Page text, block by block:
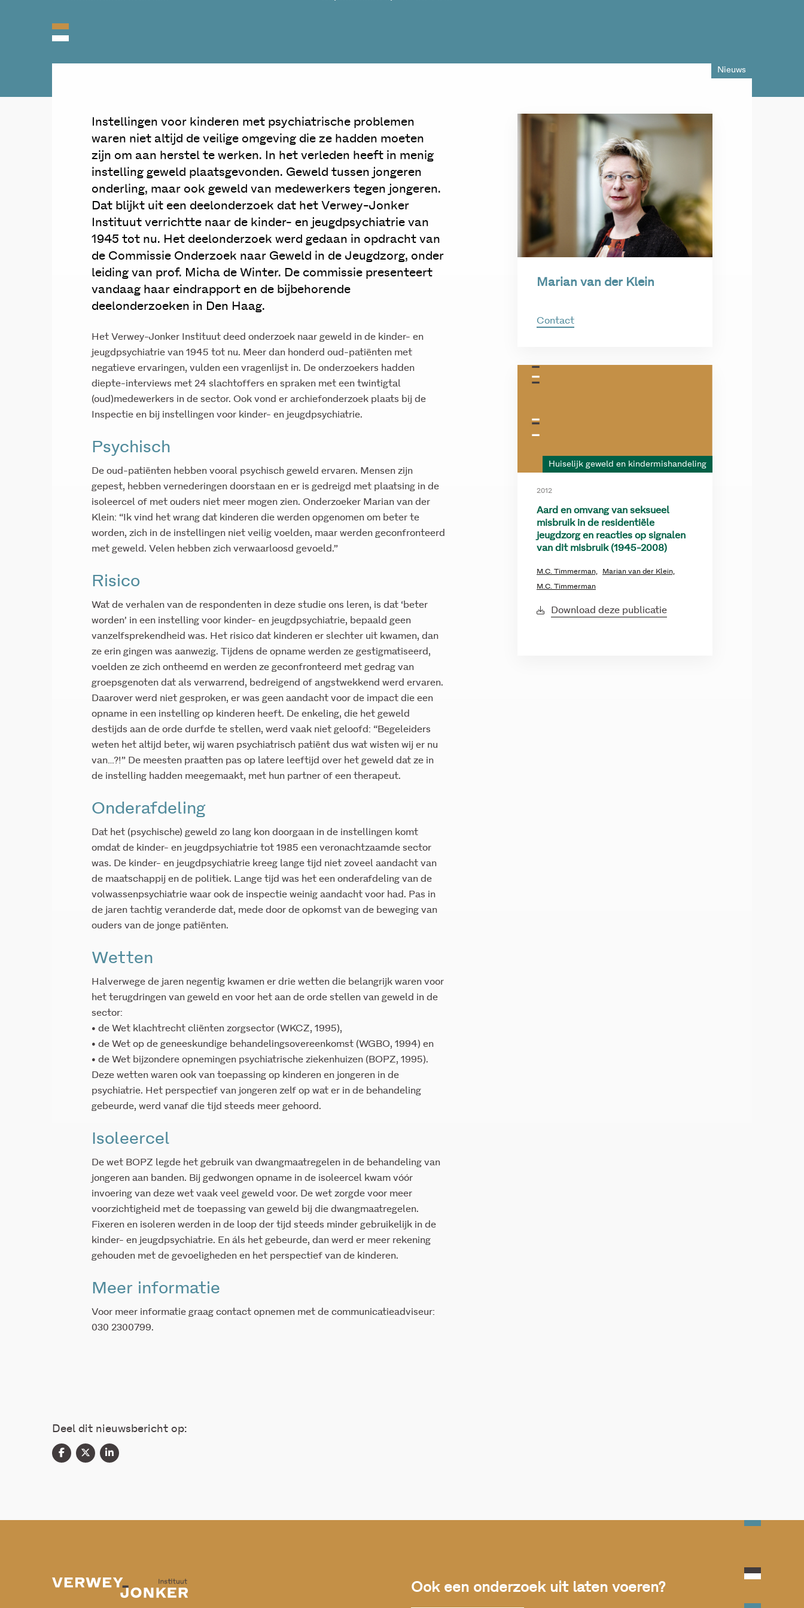
Nieuws
Instellingen voor kinderen met psychiatrische problemen
waren niet altijd de veilige omgeving die ze hadden moeten
zijn om aan herstel te werken. In het verleden heeft in menig
instelling geweld plaatsgevonden. Geweld tussen jongeren
onderling, maar ook geweld van medewerkers tegen jongeren.
Dat blijkt uit een deelonderzoek dat het Verwey-Jonker
Instituut verrichtte naar de kinder- en jeugdpsychiatrie van
1945 tot nu. Het deelonderzoek werd gedaan in opdracht van
de Commissie Onderzoek naar Geweld in de Jeugdzorg, onder
leiding van prof. Micha de Winter. De commissie presenteert
vandaag haar eindrapport en de bijbehorende
deelonderzoeken in Den Haag.
Het Verwey-Jonker Instituut deed onderzoek naar geweld in de kinder- en
jeugdpsychiatrie van 1945 tot nu. Meer dan honderd oud-patiënten met
negatieve ervaringen, vulden een vragenlijst in. De onderzoekers hadden
diepte-interviews met 24 slachtoffers en spraken met een twintigtal
(oud)medewerkers in de sector. Ook vond er archiefonderzoek plaats bij de
Inspectie en bij instellingen voor kinder- en jeugdpsychiatrie.
Psychisch
De oud-patiënten hebben vooral psychisch geweld ervaren. Mensen zijn
gepest, hebben vernederingen doorstaan en er is gedreigd met plaatsing in de
isoleercel of met ouders niet meer mogen zien. Onderzoeker Marian van der
Klein: “Ik vind het wrang dat kinderen die werden opgenomen om beter te
worden, zich in de instellingen niet veilig voelden, maar werden geconfronteerd
met geweld. Velen hebben zich verwaarloosd gevoeld.”
Risico
Wat de verhalen van de respondenten in deze studie ons leren, is dat ‘beter
worden’ in een instelling voor kinder- en jeugdpsychiatrie, bepaald geen
vanzelfsprekendheid was. Het risico dat kinderen er slechter uit kwamen, dan
ze erin gingen was aanwezig. Tijdens de opname werden ze gestigmatiseerd,
voelden ze zich ontheemd en werden ze geconfronteerd met gedrag van
groepsgenoten dat als verwarrend, bedreigend of angstwekkend werd ervaren.
Daarover werd niet gesproken, er was geen aandacht voor de impact die een
opname in een instelling op kinderen heeft. De enkeling, die het geweld
destijds aan de orde durfde te stellen, werd vaak niet geloofd: “Begeleiders
weten het altijd beter, wij waren psychiatrisch patiënt dus wat wisten wij er nu
van…?!” De meesten praatten pas op latere leeftijd over het geweld dat ze in
de instelling hadden meegemaakt, met hun partner of een therapeut.
Onderafdeling
Dat het (psychische) geweld zo lang kon doorgaan in de instellingen komt
omdat de kinder- en jeugdpsychiatrie tot 1985 een veronachtzaamde sector
was. De kinder- en jeugdpsychiatrie kreeg lange tijd niet zoveel aandacht van
de maatschappij en de politiek. Lange tijd was het een onderafdeling van de
volwassenpsychiatrie waar ook de inspectie weinig aandacht voor had. Pas in
de jaren tachtig veranderde dat, mede door de opkomst van de beweging van
ouders van de jonge patiënten.
Wetten
Halverwege de jaren negentig kwamen er drie wetten die belangrijk waren voor
het terugdringen van geweld en voor het aan de orde stellen van geweld in de
sector:
• de Wet klachtrecht cliënten zorgsector (WKCZ, 1995),
• de Wet op de geneeskundige behandelingsovereenkomst (WGBO, 1994) en
• de Wet bijzondere opnemingen psychiatrische ziekenhuizen (BOPZ, 1995).
Deze wetten waren ook van toepassing op kinderen en jongeren in de
psychiatrie. Het perspectief van jongeren zelf op wat er in de behandeling
gebeurde, werd vanaf die tijd steeds meer gehoord.
Isoleercel
De wet BOPZ legde het gebruik van dwangmaatregelen in de behandeling van
jongeren aan banden. Bij gedwongen opname in de isoleercel kwam vóór
invoering van deze wet vaak veel geweld voor. De wet zorgde voor meer
voorzichtigheid met de toepassing van geweld bij die dwangmaatregelen.
Fixeren en isoleren werden in de loop der tijd steeds minder gebruikelijk in de
kinder- en jeugdpsychiatrie. En áls het gebeurde, dan werd er meer rekening
gehouden met de gevoeligheden en het perspectief van de kinderen.
Meer informatie
Voor meer informatie graag contact opnemen met de communicatieadviseur:
030 2300799.
Marian van der Klein
Contact
Huiselijk geweld en kindermishandeling
2012
Aard en omvang van seksueel
misbruik in de residentiële
jeugdzorg en reacties op signalen
van dit misbruik (1945-2008)
M.C. Timmerman, Marian van der Klein,
M.C. Timmerman
Download deze publicatie
Deel dit nieuwsbericht op:
Ook een onderzoek uit laten voeren?